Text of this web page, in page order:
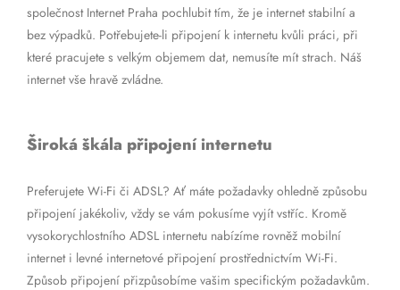
společnost Internet Praha pochlubit tím, že je internet stabilní a
bez výpadků. Potřebujete-li připojení k internetu kvůli práci, při
které pracujete s velkým objemem dat, nemusíte mít strach. Náš
internet vše hravě zvládne.
Široká škála připojení internetu
Preferujete Wi-Fi či ADSL? Ať máte požadavky ohledně způsobu
připojení jakékoliv, vždy se vám pokusíme vyjít vstříc. Kromě
vysokorychlostního ADSL internetu nabízíme rovněž mobilní
internet i levné internetové připojení prostřednictvím Wi-Fi.
Způsob připojení přizpůsobíme vašim specifickým požadavkům.